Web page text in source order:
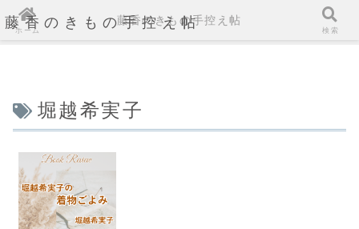
藤香のきもの手控え帖
堀越希実子
ホーム
藤香のきもの手控え帖
検索